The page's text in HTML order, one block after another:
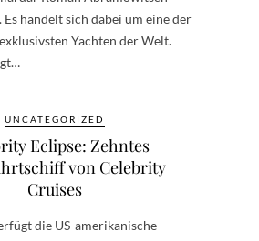
handelt sich dabei um eine der
Yachten der Welt.
UNCATEGORIZED
Eclipse: Zehntes
von Celebrity
Cruises
die US-amerikanische